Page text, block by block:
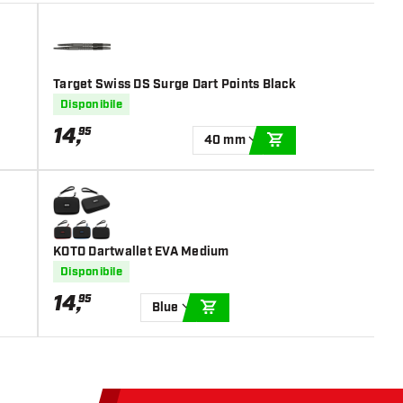
Target Swiss DS Surge Dart Points Black
Disponibile
14,95
40 mm
KOTO Dartwallet EVA Medium
Disponibile
14,95
Blue